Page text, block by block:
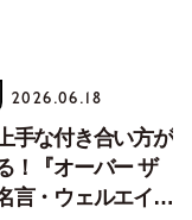
2026.06.18
手な付き合い方が
！『オーバー ザ
言・ウェルエイジ